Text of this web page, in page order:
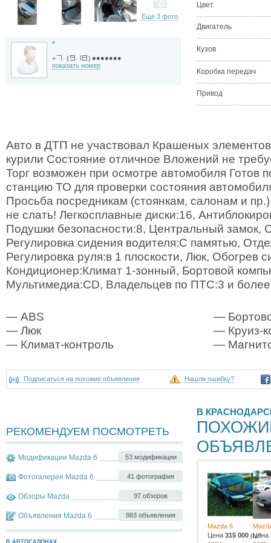
Ещё 3 фото
*
+ ( ) ●●●●●●●
показать номер
Цвет
Двигатель
Кузов
Коробка передач
Привод
Авто в ДТП не участвовал Крашеных
курили Состояние отличное Вложений не
Торг возможен при осмотре автомобиля Готов
станцию ТО для проверки состояния
Просьба посредникам (стоянкам, салонам и
не слать! Легкосплавные диски:16,
Подушки безопасности:8, Центральный замок,
Регулировка сидения водителя:С памятью,
Регулировка руля:в 1 плоскости, Люк, Обогрев
Кондиционер:Климат 1-зонный, Бортовой
Мультимедиа:CD, Владельцев по ПТС:3 и более
— ABS
— Люк
— Климат-контроль
—
— Круиз-
—
Подписаться на похожие объявления Нашли ошибку?
РЕКОМЕНДУЕМ ПОСМОТРЕТЬ
53 модификации
Модификации Mazda 6
41 фотография
Фотогалерея Mazda 6
97 обзоров
Обзоры Mazda
883 объявления
Объявления Mazda 6
В
Mazda 6
Цена 315 000 руб.
Цена